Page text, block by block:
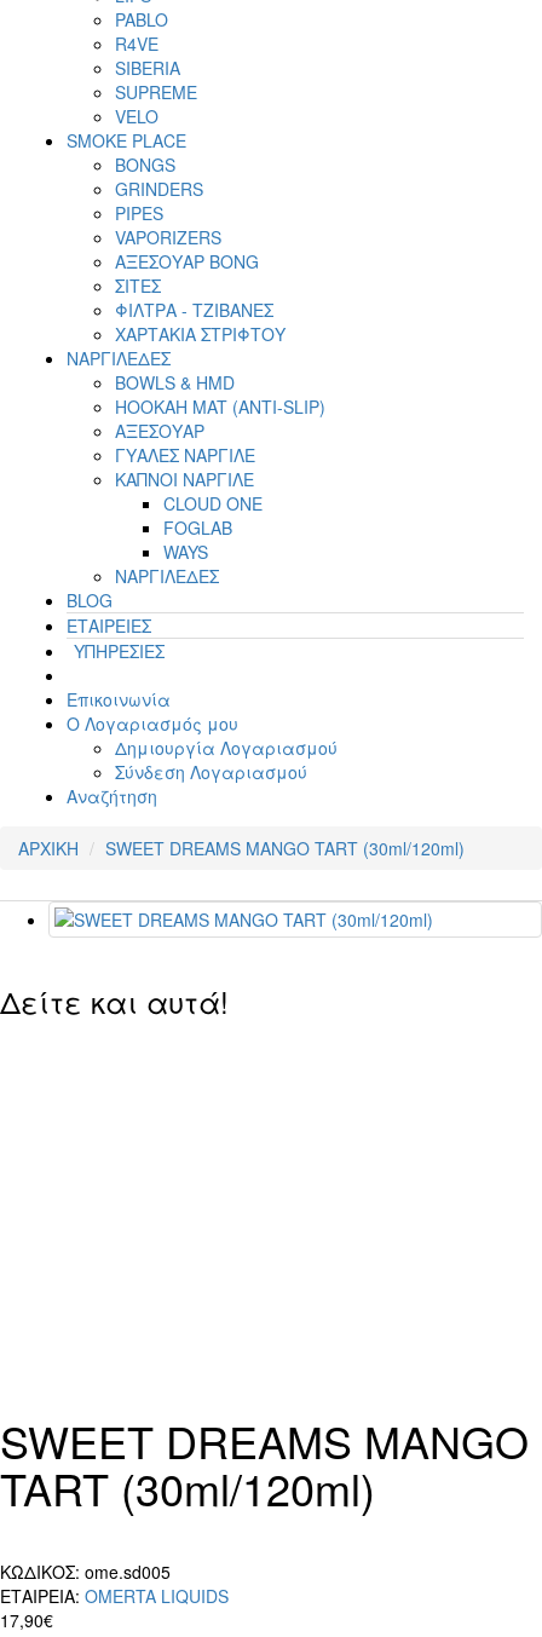
PABLO
R4VE
SIBERIA
SUPREME
VELO
SMOKE PLACE
BONGS
GRINDERS
PIPES
VAPORIZERS
ΑΞΕΣΟΥΑΡ BONG
ΣΙΤΕΣ
ΦΙΛΤΡΑ - ΤΖΙΒΑΝΕΣ
ΧΑΡΤΑΚΙΑ ΣΤΡΙΦΤΟΥ
ΝΑΡΓΙΛΕΔΕΣ
BOWLS & HMD
HOOKAH MAT (ANTI-SLIP)
ΑΞΕΣΟΥΑΡ
ΓΥΑΛΕΣ ΝΑΡΓΙΛΕ
ΚΑΠΝΟΙ ΝΑΡΓΙΛΕ
CLOUD ONE
FOGLAB
WAYS
ΝΑΡΓΙΛΕΔΕΣ
BLOG
ΕΤΑΙΡΕΙΕΣ
ΥΠΗΡΕΣΙΕΣ
Επικοινωνία
Ο Λογαριασμός μου
Δημιουργία Λογαριασμού
Σύνδεση Λογαριασμού
Αναζήτηση
ΑΡΧΙΚΗ SWEET DREAMS MANGO TART (30ml/120ml)
Δείτε και αυτά!
SWEET DREAMS MANGO
TART (30ml/120ml)
ΚΩΔΙΚΟΣ: ome.sd005
ΕΤΑΙΡΕΙΑ: OMERTA LIQUIDS
17,90€